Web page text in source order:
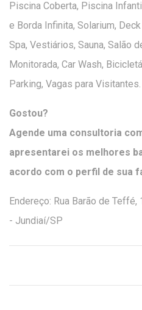
Piscina Coberta, Piscina
e Borda Infinita, Solarium,
Spa, Vestiários, Sauna, Salão
Monitorada, Car Wash,
Parking, Vagas para Visitantes.
Gostou?
Agende uma consultoria
apresentarei os melhores
acordo com o perfil de sua
Endereço: Rua Barão de
- Jundiaí/SP